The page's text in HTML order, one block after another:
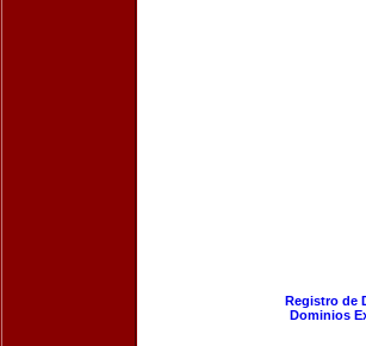
Registro de
Dominios